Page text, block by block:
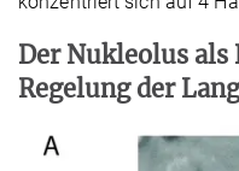
Der Nukleolus
Regelung der